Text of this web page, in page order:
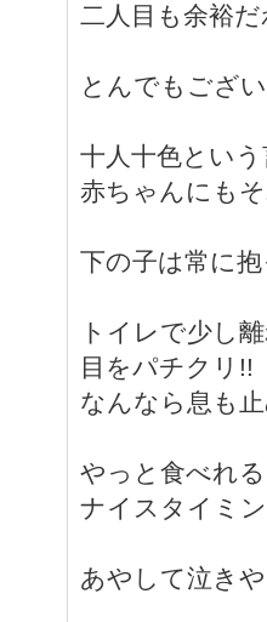
二人目も余裕
とんでもござ
十人十色とい
赤ちゃんにも
下の子は常に
トイレで少し
目をパチクリ!!
なんなら息も
やっと食べれ
ナイスタイミ
あやして泣き